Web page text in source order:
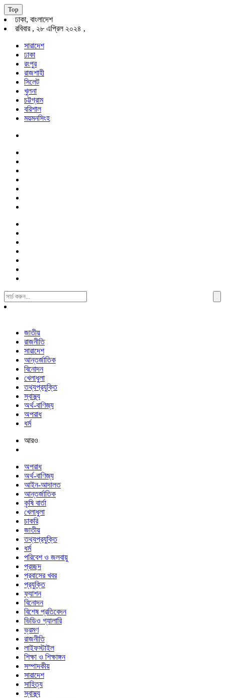
Top
ঢাকা, বাংলাদেশ
রবিবার , ২৮ এপ্রিল ২০২৪ ,
সারাদেশ
ঢাকা
রংপুর
রাজশাহী
সিলেট
খুলনা
চট্টগ্রাম
বরিশাল
ময়মনসিংহ
Search
For:
জাতীয়
রাজনীতি
সারাদেশ
আন্তর্জাতিক
বিনোদন
খেলাধুলা
তথ্যপ্রযুক্তি
স্বাস্থ্য
অর্থ-বাণিজ্য
অপরাধ
ধর্ম
আরও
অপরাধ
অর্থ-বাণিজ্য
আইন-আদালত
আন্তর্জাতিক
কৃষি বার্তা
খেলাধুলা
চাকরি
জাতীয়
তথ্যপ্রযুক্তি
ধর্ম
পরিবেশ ও জলবায়ু
প্রচ্ছদ
প্রবাসের খবর
প্রযুক্তি
ফ্যাশন
বিনোদন
বিশেষ প্রতিবেদন
ভিডিও গ্যালারি
ভ্রমণ
রাজনীতি
লাইফস্টাইল
শিক্ষা ও শিক্ষাঙ্গন
সম্পাদকীয়
সারাদেশ
সাহিত্য
স্বাস্থ্য